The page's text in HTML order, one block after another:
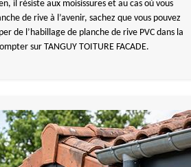
il résiste aux moisissures et au cas où vous
de rive à l’avenir, sachez que vous pouvez
de l’habillage de planche de rive PVC dans la
sur TANGUY TOITURE FACADE.